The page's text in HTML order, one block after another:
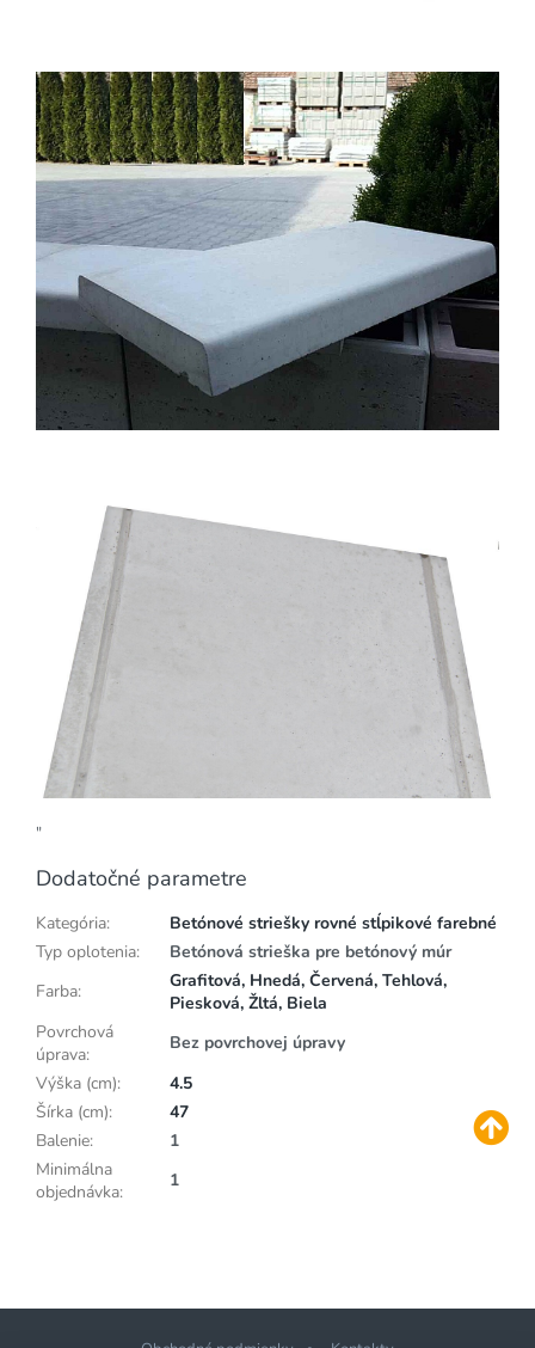
"
Dodatočné parametre
Kategória:
Betónové striešky rovné stĺpikové farebné
Typ oplotenia:
Betónová strieška pre betónový múr
Farba:
Grafitová, Hnedá, Červená, Tehlová,
Piesková, Žltá, Biela
Povrchová
úprava:
Bez povrchovej úpravy
Výška (cm):
4.5
Šírka (cm):
47
Balenie:
1
Minimálna
objednávka:
1